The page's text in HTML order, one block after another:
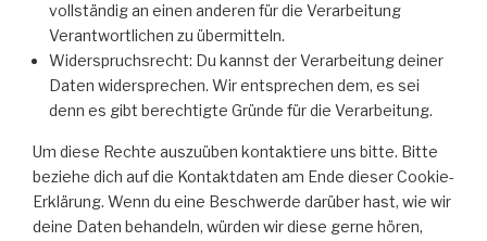
vollständig an einen anderen für die Verarbeitung
Verantwortlichen zu übermitteln.
Widerspruchsrecht: Du kannst der Verarbeitung deiner
Daten widersprechen. Wir entsprechen dem, es sei
denn es gibt berechtigte Gründe für die Verarbeitung.
Um diese Rechte auszuüben kontaktiere uns bitte. Bitte
beziehe dich auf die Kontaktdaten am Ende dieser Cookie-
Erklärung. Wenn du eine Beschwerde darüber hast, wie wir
deine Daten behandeln, würden wir diese gerne hören,